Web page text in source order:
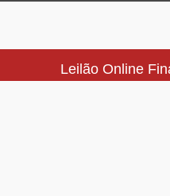
Leilão Online